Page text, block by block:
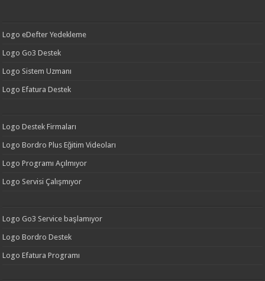
Logo eDefter Yedekleme
Logo Go3 Destek
Logo Sistem Uzmanı
Logo Efatura Destek
Logo Destek Firmaları
Logo Bordro Plus Eğitim Videoları
Logo Programı Açılmıyor
Logo Servisi Çalışmıyor
Logo Go3 Service başlamıyor
Logo Bordro Destek
Logo Efatura Programı